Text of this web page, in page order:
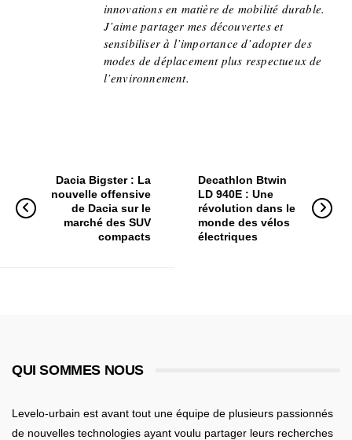
innovations en matière de mobilité durable.
J’aime partager mes découvertes et
sensibiliser à l’importance d’adopter des
modes de déplacement plus respectueux de
l’environnement.
Dacia Bigster : La
nouvelle offensive
de Dacia sur le
marché des SUV
compacts
Decathlon Btwin
LD 940E : Une
révolution dans le
monde des vélos
électriques
QUI SOMMES NOUS
Levelo-urbain est avant tout une équipe de plusieurs passionnés
de nouvelles technologies ayant voulu partager leurs recherches